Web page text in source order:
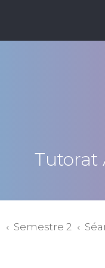
Tutorat
Semestre 2